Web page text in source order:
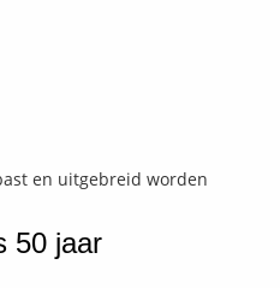
en uitgebreid worden
50 jaar